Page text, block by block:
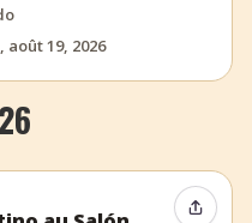
19, 2026